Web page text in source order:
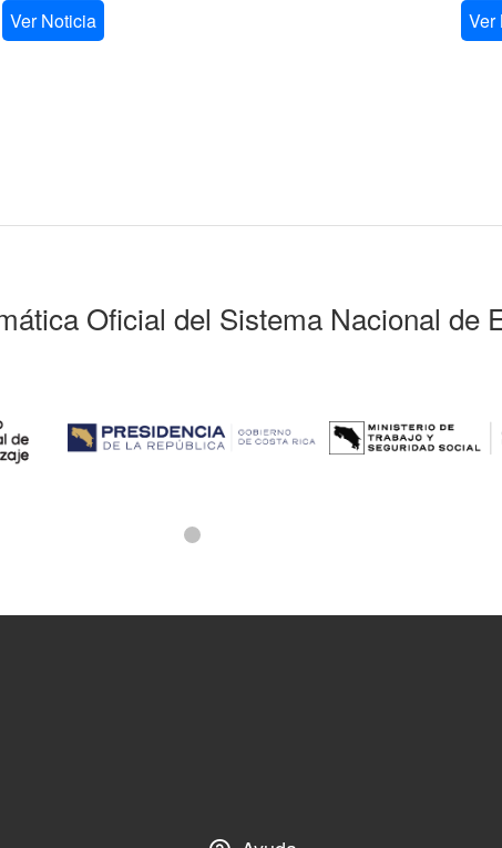
Ver Noticia Ver
Oficial del Sistema Nacional de